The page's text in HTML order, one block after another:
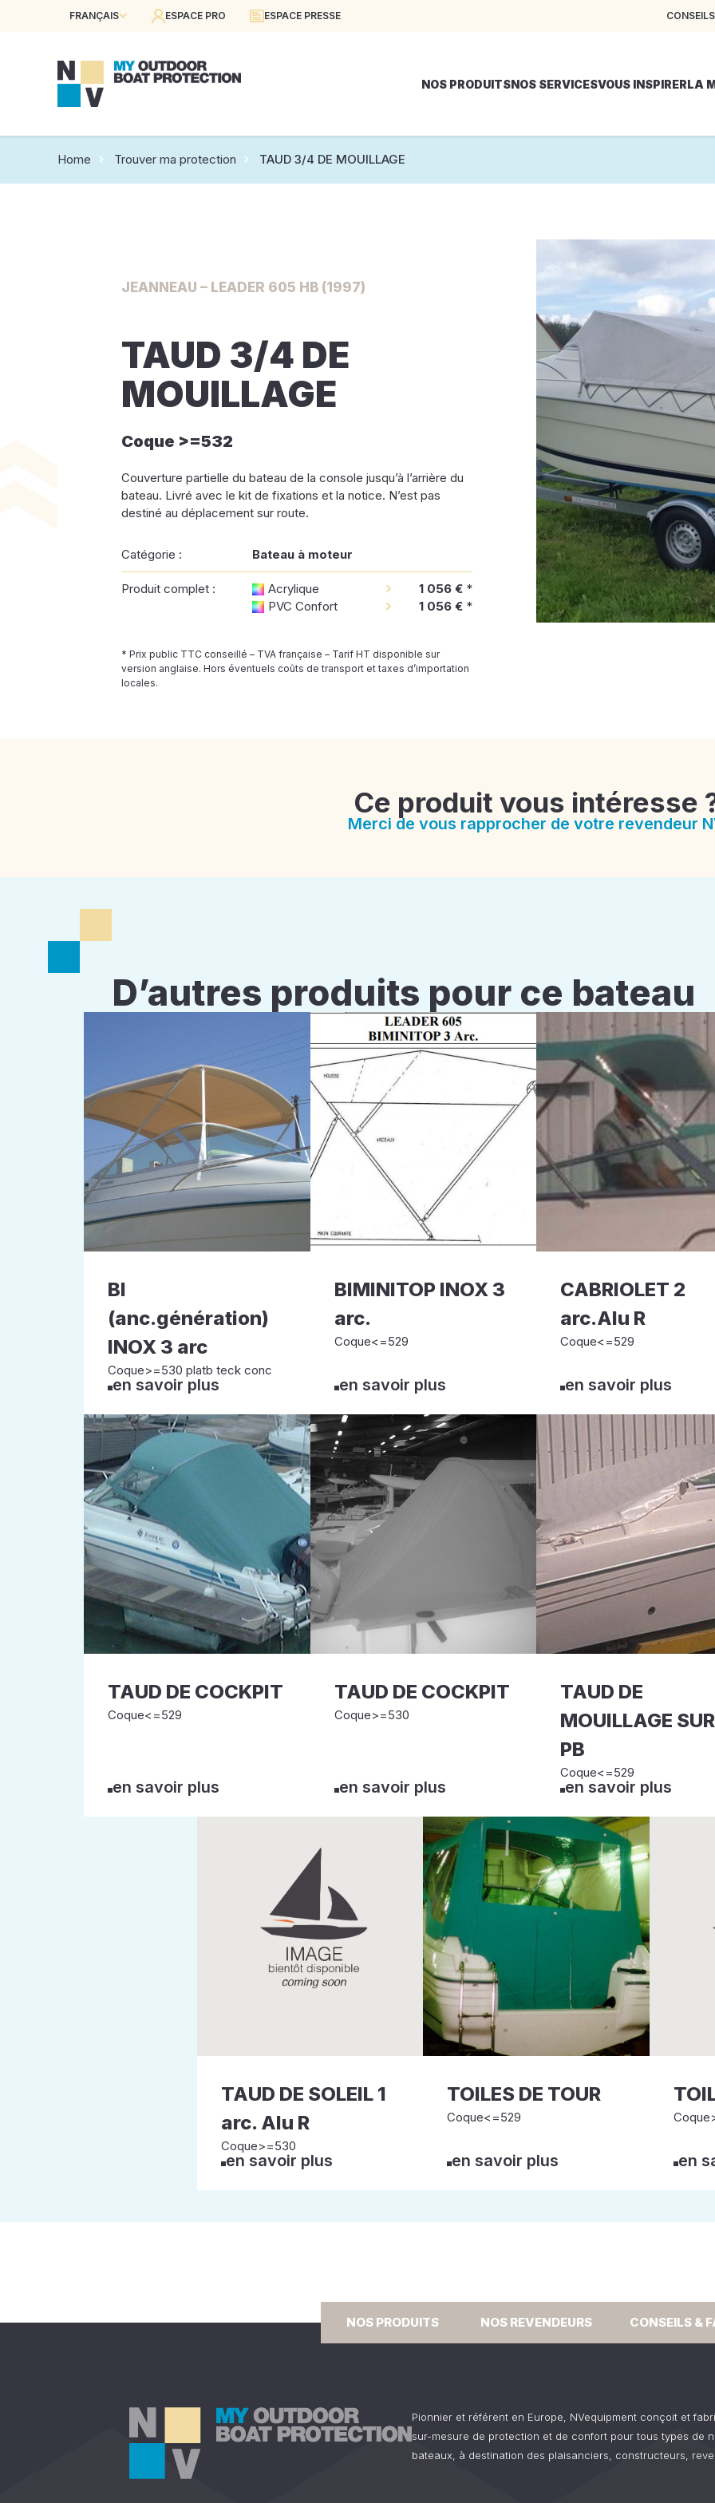
FRANÇAIS ESPACE PRO ESPACE PRESSE
NOS PRODUITSNOS SERVICESVOUS INSPIRERLA
Home Trouver ma protection TAUD 3/4 DE MOUILLAGE
JEANNEAU – LEADER 605 HB (1997)
TAUD 3/4 DE
MOUILLAGE
Coque >=532
Couverture partielle du bateau de la console jusqu’à l’arrière du
bateau. Livré avec le kit de fixations et la notice. N’est pas
destiné au déplacement sur route.
Catégorie : Bateau à moteur
Produit complet : Acrylique 1 056 € *
PVC Confort
1 056 € *
* Prix public TTC conseillé – TVA française – Tarif HT disponible sur
version anglaise. Hors éventuels coûts de transport et taxes d’importation
locales.
Ce produit vous intéresse
Merci de vous rapprocher de votre revendeur
D’autres produits pour ce bateau
BI
(anc.génération)
INOX 3 arc
Coque>=530 platb teck conc
en savoir plus
BIMINITOP INOX 3
arc.
Coque<=529
en savoir plus
CABRIOLET 2
arc.Alu R
Coque<=529
en savoir plus
TAUD DE COCKPIT
Coque<=529
en savoir plus
TAUD DE COCKPIT
Coque>=530
en savoir plus
TAUD DE
MOUILLAGE SUR
PB
Coque<=529
en savoir plus
TAUD DE SOLEIL 1
arc. Alu R
Coque>=530
en savoir plus
TOILES DE TOUR
Coque<=529
en savoir plus en
NOS PRODUITS NOS REVENDEURS CONSEILS &
Pionnier et référent en Europe, NVequipment conçoit et
sur-mesure de protection et de confort pour tous types de
bateaux, à destination des plaisanciers, constructeurs,